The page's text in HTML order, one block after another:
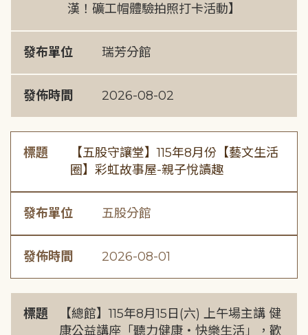
漢！礦工帽體驗拍照打卡活動】
發布單位 瑞芳分館
發佈時間 2026-08-02
標題
【五股守讓堂】115年8月份【藝文生活
圈】彩虹故事屋-親子悅讀趣
發布單位 五股分館
發佈時間 2026-08-01
標題
【總館】115年8月15日(六) 上午場主講 健
康公益講座「聽力健康・快樂生活」，歡